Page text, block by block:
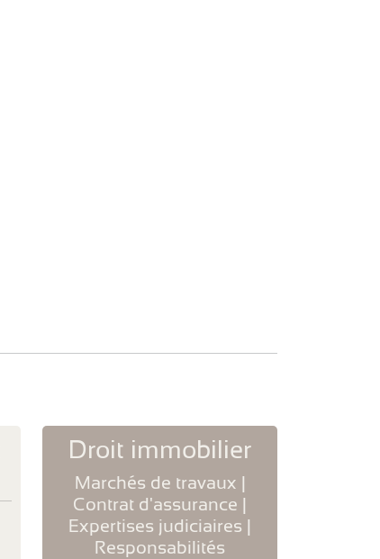
Droit immobilier
Marchés de travaux |
Contrat d'assurance |
Expertises judiciaires |
Responsabilités